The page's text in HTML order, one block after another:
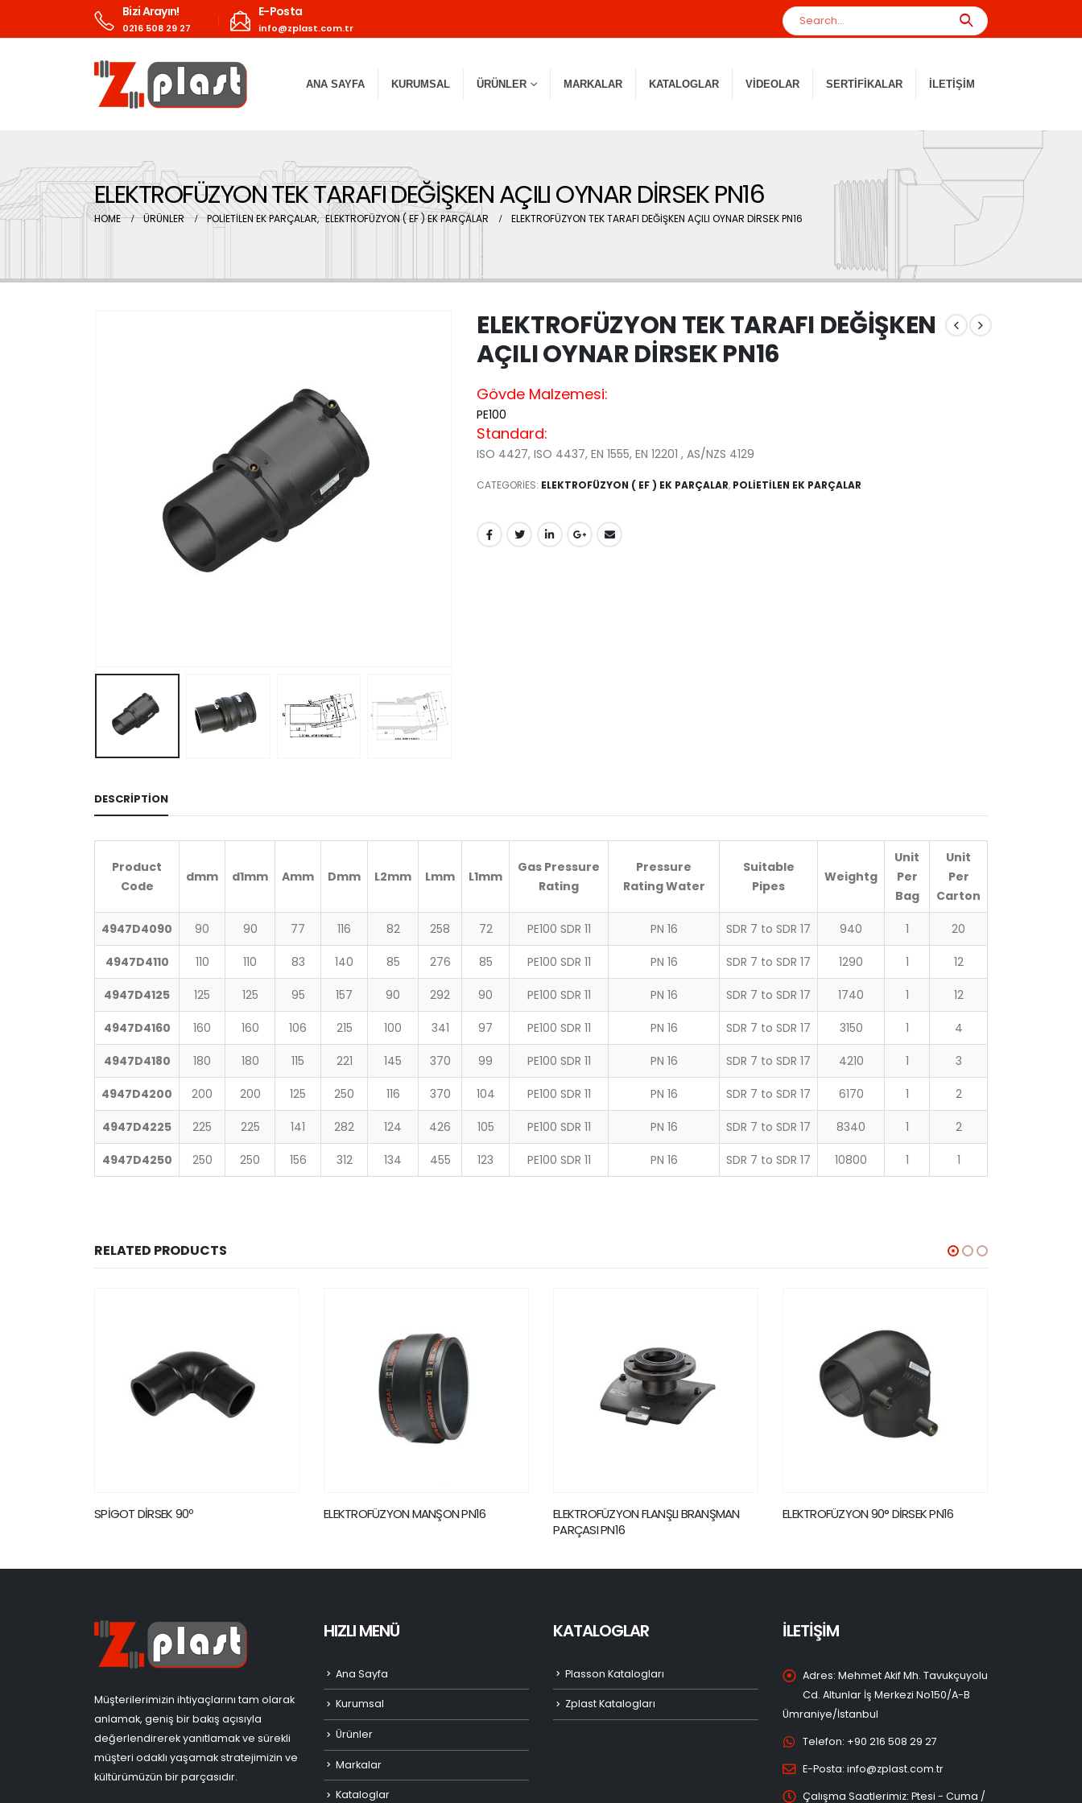
Bizi Arayın!
0216 508 29 27
E-Posta
info@zplast.com.tr
ANA SAYFA KURUMSAL ÜRÜNLER MARKALAR KATALOGLAR VIDEOLAR SERTIFIKALAR İLETIŞIM
ELEKTROFÜZYON TEK TARAFI DEĞİŞKEN AÇILI OYNAR DİRSEK PN16
HOME ÜRÜNLER POLİETİLEN EK PARÇALAR, ELEKTROFÜZYON ( EF ) EK PARÇALAR ELEKTROFÜZYON TEK TARAFI DEĞİŞKEN AÇILI OYNAR DİRSEK PN16
ELEKTROFÜZYON TEK TARAFI DEĞİŞKEN
AÇILI OYNAR DİRSEK PN16
Gövde Malzemesi:
PE100
Standard:
ISO 4427, ISO 4437, EN 1555, EN 12201 , AS/NZS 4129
CATEGORIES: ELEKTROFÜZYON ( EF ) EK PARÇALAR, POLİETİLEN EK PARÇALAR
DESCRIPTION
Product
Code
dmm d1mm Amm Dmm L2mm Lmm L1mm
Gas Pressure
Rating
Pressure
Rating Water
Suitable
Pipes
Weightg
Unit
Per
Bag
Unit
Per
Carton
4947D4090 90 90 77 116 82 258 72 PE100 SDR 11 PN 16 SDR 7 to SDR 17 940 1 20
4947D4110 110 110 83 140 85 276 85 PE100 SDR 11 PN 16 SDR 7 to SDR 17 1290 1 12
4947D4125 125 125 95 157 90 292 90 PE100 SDR 11 PN 16 SDR 7 to SDR 17 1740 1 12
4947D4160 160 160 106 215 100 341 97 PE100 SDR 11 PN 16 SDR 7 to SDR 17 3150 1 4
4947D4180 180 180 115 221 145 370 99 PE100 SDR 11 PN 16 SDR 7 to SDR 17 4210 1 3
4947D4200 200 200 125 250 116 370 104 PE100 SDR 11 PN 16 SDR 7 to SDR 17 6170 1 2
4947D4225 225 225 141 282 124 426 105 PE100 SDR 11 PN 16 SDR 7 to SDR 17 8340 1 2
4947D4250 250 250 156 312 134 455 123 PE100 SDR 11 PN 16 SDR 7 to SDR 17 10800 1 1
RELATED PRODUCTS
ELEKTROFÜZYON MANŞON PN16
ELEKTROFÜZYON FLANŞLI BRANŞMAN
ELEKTROFÜZYON 90° DİRSEK PN16 ELEKTROFÜZYON 22.5° DİRSEK PN16
Müşterilerimizin ihtiyaçlarını tam olarak
anlamak, geniş bir bakış açısıyla
değerlendirerek yanıtlamak ve sürekli
müşteri odaklı yaşamak stratejimizin ve
kültürümüzün bir parçasıdır.
HIZLI MENÜ
Ana Sayfa
Kurumsal
Ürünler
Markalar
Kataloglar
KATALOGLAR
Plasson Katalogları
Zplast Katalogları
İLETİŞİM
Adres: Mehmet Akif Mh. Tavukçuyolu
Cd. Altunlar İş Merkezi No150/A-B
Ümraniye/İstanbul
Telefon: +90 216 508 29 27
E-Posta: info@zplast.com.tr
Çalışma Saatlerimiz: Ptesi - Cuma /